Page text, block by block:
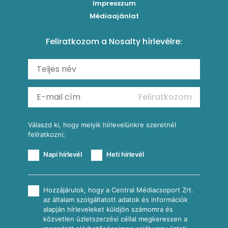
Carbonara
Shakshuka
Ratatouille
Mexikói húsleves kukorica salsával
Almás-kéksajtos kukoricasaláta
Köretek
Reggeli receptek
Impresszum
Médiaajánlat
Feliratkozom a Nosalty hírlevélre:
Feliratkozom
Válaszd ki, hogy melyik hírlevelünkre szeretnél
felíratkozni:
Napi hírlevél Heti hírlevél
Hozzájárulok, hogy a Central Médiacsoport Zrt.
az általam szolgáltatott adatok és információk
alapján hírleveleket küldjön számomra és
közvetlen üzletszerzési céllal megkeressen a